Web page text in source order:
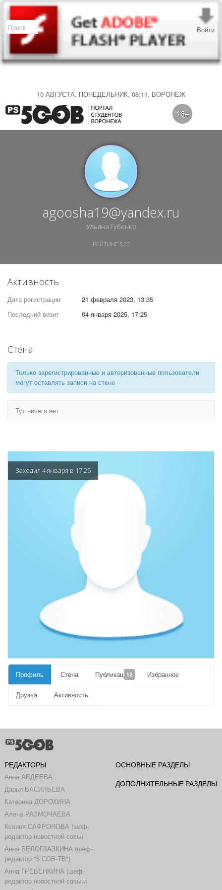
10 АВГУСТА, ПОНЕДЕЛЬНИК, 08:11, ВОРОНЕЖ
Войти
16+
agoosha19@yandex.ru
Ульяна Губенко
РЕЙТИНГ 5.00
Активность
Дата регистрации
21 февраля 2023, 13:35
Последний визит
04 января 2025, 17:25
Стена
Только зарегистрированные и авторизованные пользователи
могут оставлять записи на стене
Тут ничего нет
Заходил 4 января в 17:25
Профиль Стена Публикации12 Избранное
Друзья Активность
РЕДАКТОРЫ
Анна АВДЕЕВА
Дарья ВАСИЛЬЕВА
Катерина ДОРОХИНА
Алена РАЗМОЧАЕВА
Ксения САФРОНОВА (шеф-
редактор новостной совы)
Анна БЕЛОГЛАЗКИНА (шеф-
редактор "5 СОВ-ТВ")
Анна ГРЕБЕНКИНА (шеф-
редактор новостной совы и
ОСНОВНЫЕ РАЗДЕЛЫ
ДОПОЛНИТЕЛЬНЫЕ РАЗДЕЛЫ